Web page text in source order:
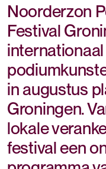
Noorderzon
Festival
internationaal
in augustus
Groningen.
lokale
festival een